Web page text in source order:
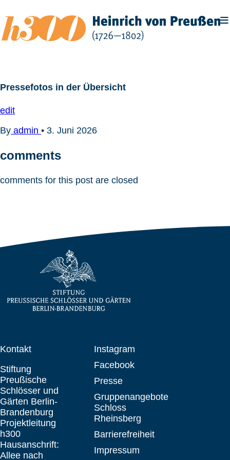
Inhalt
springen
Pressefotos in der Übersicht
edit
By admin • 3. Juni 2026
comments
comments for this post are closed
Kontakt
Stiftung
Preußische
Schlösser und
Gärten Berlin-
Brandenburg
Projektleitung
h300
Hausanschrift:
Allee nach
Instagram
Facebook
Presse
Gruppenangebote
Schloss
Rheinsberg
Barrierefreiheit
Impressum